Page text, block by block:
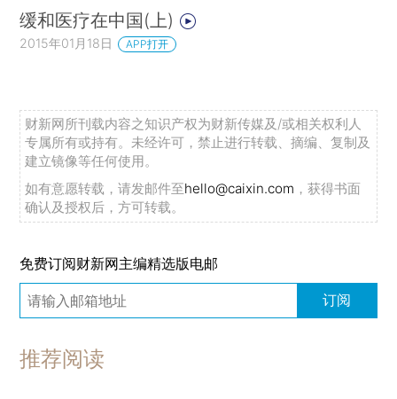
缓和医疗在中国(上)
2015年01月18日 APP打开
财新网所刊载内容之知识产权为财新传媒及/或相关权利人
专属所有或持有。未经许可，禁止进行转载、摘编、复制及
建立镜像等任何使用。
如有意愿转载，请发邮件至hello@caixin.com ，获得书面
确认及授权后，方可转载。
免费订阅财新网主编精选版电邮
订阅
推荐阅读